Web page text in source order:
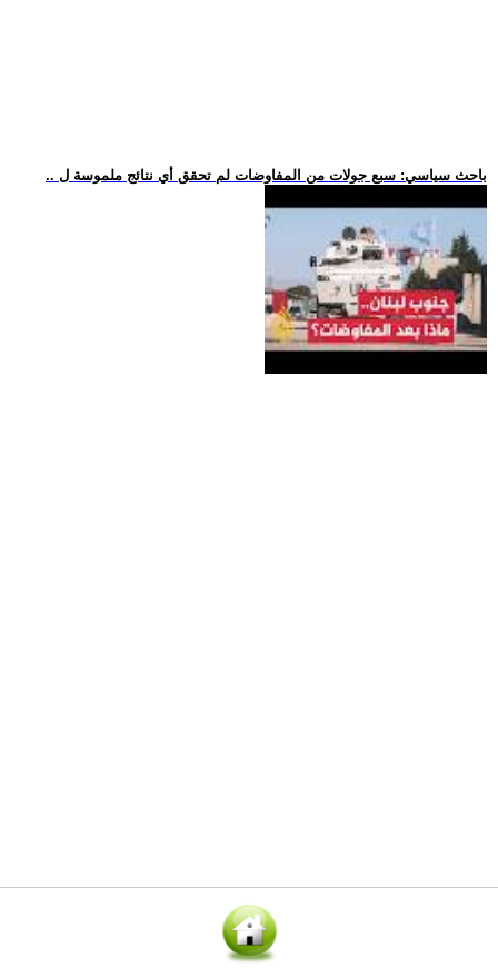
.. باحث سياسي: سبع جولات من المفاوضات لم تحقق أي نتائج ملموسة ل